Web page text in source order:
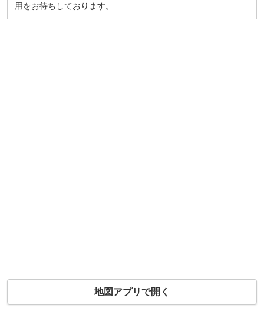
用をお待ちしております。
地図アプリで開く